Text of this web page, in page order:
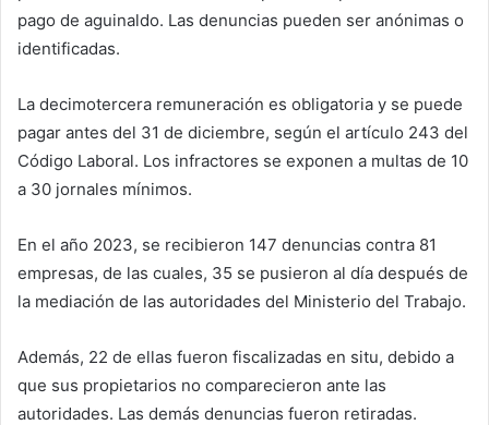
pago de aguinaldo. Las denuncias pueden ser anónimas o
identificadas.
La decimotercera remuneración es obligatoria y se puede
pagar antes del 31 de diciembre, según el artículo 243 del
Código Laboral. Los infractores se exponen a multas de 10
a 30 jornales mínimos.
En el año 2023, se recibieron 147 denuncias contra 81
empresas, de las cuales, 35 se pusieron al día después de
la mediación de las autoridades del Ministerio del Trabajo.
Además, 22 de ellas fueron fiscalizadas en situ, debido a
que sus propietarios no comparecieron ante las
autoridades. Las demás denuncias fueron retiradas.